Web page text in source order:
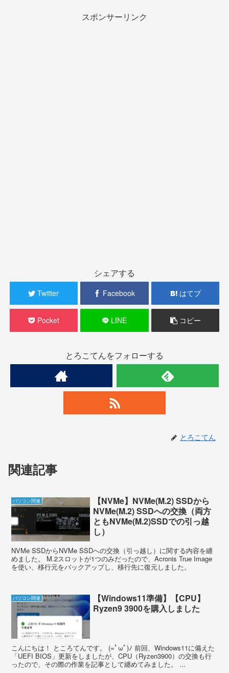
スポンサーリンク
シェアする
Twitter Facebook はてブ
Pocket LINE コピー
とろこてんをフォローする
とろこてん
関連記事
パソコン関連
【NVMe】NVMe(M.2) SSDから
NVMe(M.2) SSDへの交換（両方
ともNVMe(M.2)SSDでの引っ越
し）
NVMe SSDからNVMe SSDへの交換（引っ越し）に関する内容を纏
めました。 M.2スロットが1つのみだったので、Acronis True Image
を使い、移行元をバックアップし、移行先に復元しました。
パソコン関連
【Windows11準備】【CPU】
Ryzen9 3900を購入しました
こんにちは！ ところてんです。 (=ﾟωﾟ)ﾉ 前回、Windows11に備えた
「UEFI BIOS」更新をしましたが、CPU（Ryzen3900）の交換も行
ったので、その際の作業を記事として纏めてみました。 ...